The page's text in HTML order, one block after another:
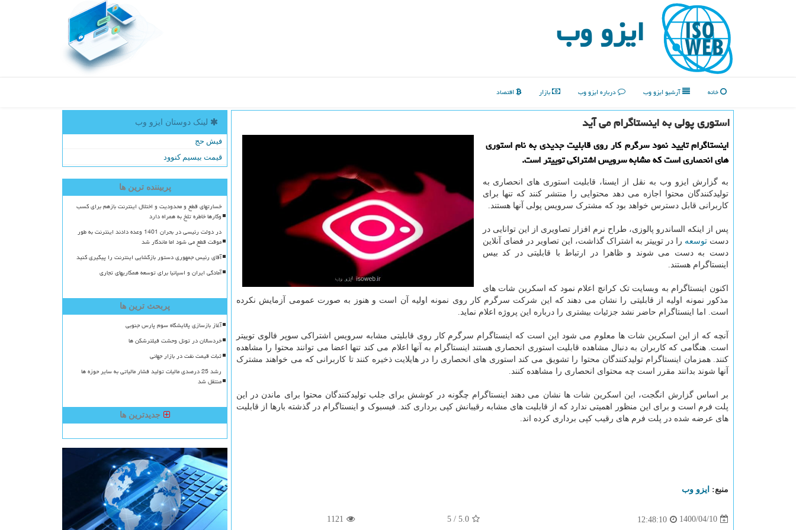
ایزو وب
خانه آرشیو ایزو وب درباره ایزو وب بازار اقتصاد
استوری پولی به اینستاگرام می آید
اینستاگرام تایید نمود سرگرم کار روی قابلیت جدیدی به نام استوری
های انحصاری است که مشابه سرویس اشتراکی توییتر است.
به گزارش ایزو وب به نقل از ایسنا، قابلیت استوری های انحصاری به
تولیدکنندگان محتوا اجازه می دهد محتوایی را منتشر کنند که تنها برای
کاربرانی قابل دسترس خواهد بود که مشترک سرویس پولی آنها هستند.
پس از اینکه الساندرو پالوزی، طراح نرم افزار تصاویری از این توانایی در
دستتوسعه را در توییتر به اشتراک گذاشت، این تصاویر در فضای آنلاین
دست به دست می شوند و ظاهرا در ارتباط با قابلیتی در کد بیس
اینستاگرام هستند.
اکنون اینستاگرام به وبسایت تک کرانچ اعلام نمود که اسکرین شات های
مذکور نمونه اولیه از قابلیتی را نشان می دهند که این شرکت سرگرم کار روی نمونه اولیه آن است و هنوز به صورت عمومی آزمایش نکرده
است. اما اینستاگرام حاضر نشد جزئیات بیشتری را درباره این پروژه اعلام نماید.
آنچه که از این اسکرین شات ها معلوم می شود این است که اینستاگرام سرگرم کار روی قابلیتی مشابه سرویس اشتراکی سوپر فالوی توییتر
است. هنگامی که کاربران به دنبال مشاهده قابلیت استوری انحصاری هستند اینستاگرام به آنها اعلام می کند تنها اعضا می توانند محتوا را مشاهده
کنند. همزمان اینستاگرام تولیدکنندگان محتوا را تشویق می کند استوری های انحصاری را در هایلایت ذخیره کنند تا کاربرانی که می خواهند مشترک
آنها شوند بدانند مقرر است چه محتوای انحصاری را مشاهده کنند.
بر اساس گزارش انگجت، این اسکرین شات ها نشان می دهند اینستاگرام چگونه در کوشش برای جلب تولیدکنندگان محتوا برای ماندن در این
پلت فرم است و برای این منظور اهمیتی ندارد که از قابلیت های مشابه رقیبانش کپی برداری کند. فیسبوک و اینستاگرام در گذشته بارها از قابلیت
های عرضه شده در پلت فرم های رقیب کپی برداری کرده اند.
منبع: ایزو وب
1400/04/10
12:48:10
5.0
/
5
1121
لینک دوستان ایزو وب
فیش حج
قیمت بیسیم کنوود
پربیننده ترین ها
خسارتهای قطع و محدودیت و اختلال اینترنت بازهم برای کسب
وکارها خاطره تلخ به همراه دارد
در دولت رئیسی در بحران 1401 وعده دادند اینترنت به طور
موقت قطع می شود اما ماندگار شد
آقای رئیس جمهوری دستور بازگشایی اینترنت را پیگیری کنید
آمادگی ایران و اسپانیا برای توسعه همکاریهای تجاری
پربحث ترین ها
آغاز بازسازی پالایشگاه سوم پارس جنوبی
خردسالان در تونل وحشت فیلترشکن ها
ثبات قیمت نفت در بازار جهانی
رشد 25 درصدی مالیات تولید فشار مالیاتی به سایر حوزه ها
منتقل شد
جدیدترین ها